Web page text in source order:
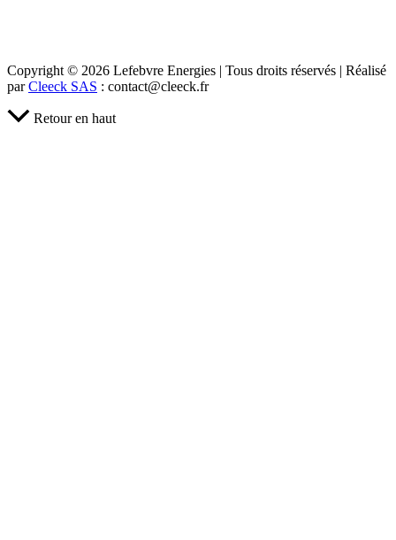
Copyright © 2026 Lefebvre Energies | Tous droits réservés | Réalisé
parCleeck SAS : contact@cleeck.fr
Retour en haut